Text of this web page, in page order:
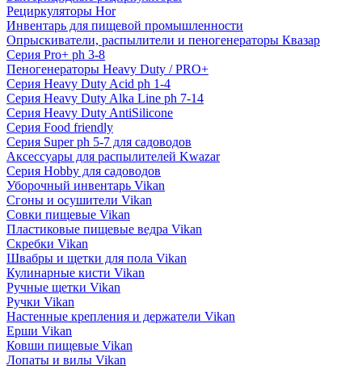
Рециркуляторы Hor
Инвентарь для пищевой промышленности
Опрыскиватели, распылители и пеногенераторы Квазар
Серия Pro+ ph 3-8
Пеногенераторы Heavy Duty / PRO+
Серия Heavy Duty Acid ph 1-4
Серия Heavy Duty Alka Line ph 7-14
Серия Heavy Duty AntiSilicone
Серия Food friendly
Серия Super ph 5-7 для садоводов
Аксессуары для распылителей Kwazar
Серия Hobby для садоводов
Уборочный инвентарь Vikan
Сгоны и осушители Vikan
Совки пищевые Vikan
Пластиковые пищевые ведра Vikan
Скребки Vikan
Швабры и щетки для пола Vikan
Кулинарные кисти Vikan
Ручные щетки Vikan
Ручки Vikan
Настенные крепления и держатели Vikan
Ерши Vikan
Ковши пищевые Vikan
Лопаты и вилы Vikan